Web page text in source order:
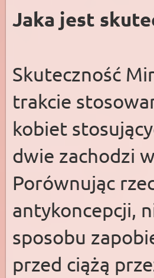
Jaka jest
Skuteczność
trakcie
kobiet
dwie zachodzi
Porównując
antykoncepcji,
sposobu
przed ciążą